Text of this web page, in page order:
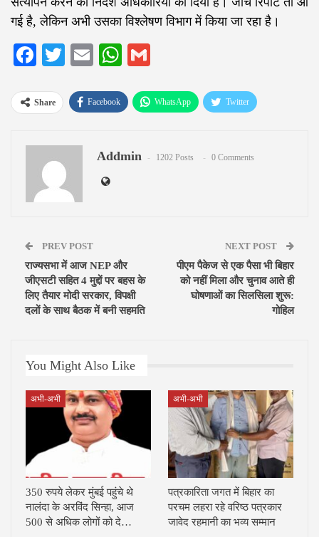
गई है, लेकिन अभी उसका विश्लेषण विभाग में किया जा रहा है।
Facebook
TwitterEmailWhatsApp
Share Facebook WhatsApp Twitter
Addmin 1202 Posts 0 Comments
PREV POST
राज्यसभा में आज NEP और
जीएसटी सहित 4 मुद्दों पर बहस के
लिए तैयार मोदी सरकार, विपक्षी
दलों के साथ बैठक में बनी सहमति
NEXT POST
पीएम पैकेज से एक पैसा भी बिहार
को नहीं मिला और चुनाव आते ही
घोषणाओं का सिलसिला शुरू:
गोहिल
You Might Also Like
अभी-अभी
350 रुपये लेकर मुंबई पहुंचे थे
नालंदा के अरविंद सिन्हा, आज
500 से अधिक लोगों को दे…
अभी-अभी
पत्रकारिता जगत में बिहार का
परचम लहरा रहे वरिष्ठ पत्रकार
जावेद रहमानी का भव्य सम्मान